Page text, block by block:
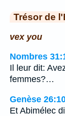
Trésor de
vex you
Nombres
Il leur dit:
femmes?…
Genèse
Et Abimélec